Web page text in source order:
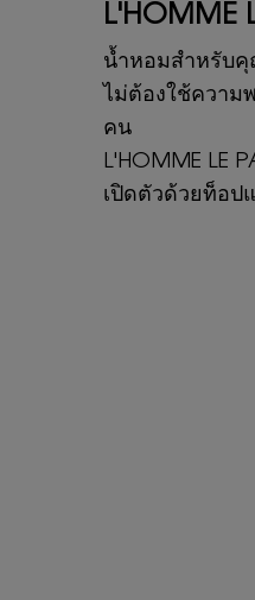
L'HOMME
น้ำหอมสำหรับคุ
ไม่ต้องใช้ความ
คน
L'HOMME LE
เปิดตัวด้วยท็อป